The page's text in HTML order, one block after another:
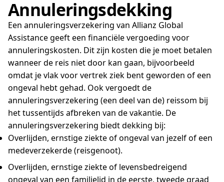
Annuleringsdekking
Een annuleringsverzekering van Allianz Global
Assistance geeft een financiële vergoeding voor
annuleringskosten. Dit zijn kosten die je moet betalen
wanneer de reis niet door kan gaan, bijvoorbeeld
omdat je vlak voor vertrek ziek bent geworden of een
ongeval hebt gehad. Ook vergoedt de
annuleringsverzekering (een deel van de) reissom bij
het tussentijds afbreken van de vakantie. De
annuleringsverzekering biedt dekking bij:
Overlijden, ernstige ziekte of ongeval van jezelf of een
medeverzekerde (reisgenoot).
Overlijden, ernstige ziekte of levensbedreigend
ongeval van een familielid in de eerste, tweede graad